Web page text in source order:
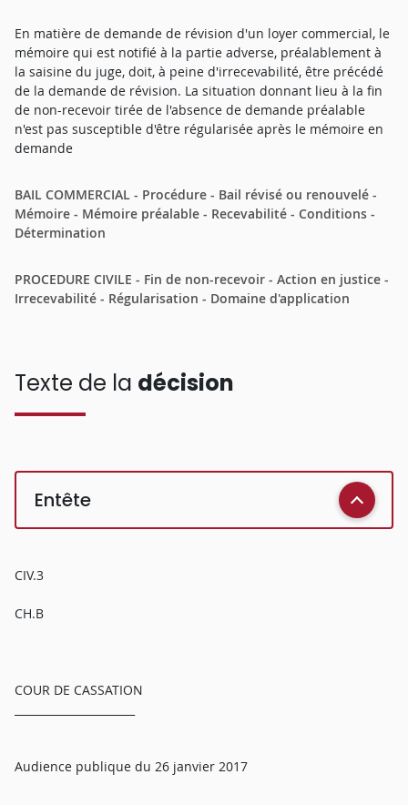
En matière de demande de révision d'un loyer commercial, le
mémoire qui est notifié à la partie adverse, préalablement à
la saisine du juge, doit, à peine d'irrecevabilité, être précédé
de la demande de révision. La situation donnant lieu à la fin
de non-recevoir tirée de l'absence de demande préalable
n'est pas susceptible d'être régularisée après le mémoire en
demande
BAIL COMMERCIAL - Procédure - Bail révisé ou renouvelé -
Mémoire - Mémoire préalable - Recevabilité - Conditions -
Détermination
PROCEDURE CIVILE - Fin de non-recevoir - Action en justice -
Irrecevabilité - Régularisation - Domaine d'application
Texte de la décision
Entête
CIV.3
CH.B
COUR DE CASSATION
Audience publique du 26 janvier 2017